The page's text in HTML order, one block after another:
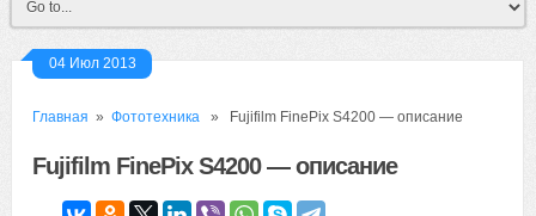
04 Июл 2013
Главная »Фототехника » Fujifilm FinePix S4200 — описание
Fujifilm FinePix S4200 — описание